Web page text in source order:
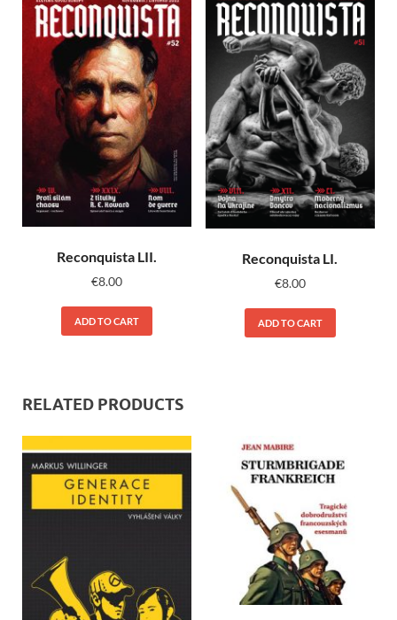
Reconquista LII.
€8.00
ADD TO CART
Reconquista LI.
€8.00
ADD TO CART
RELATED PRODUCTS